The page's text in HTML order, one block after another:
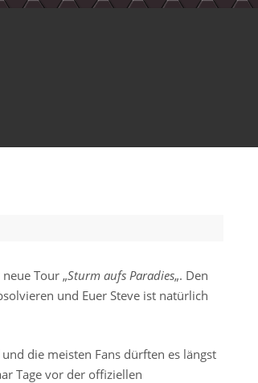
Tour „Sturm aufs Paradies„. Den
und Euer Steve ist natürlich
die meisten Fans dürften es längst
Tage vor der offiziellen